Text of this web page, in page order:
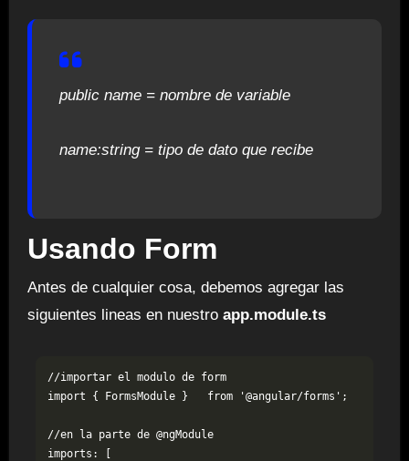
public name = nombre de variable
name:string = tipo de dato que recibe
Usando Form
Antes de cualquier cosa, debemos agregar las
siguientes lineas en nuestro app.module.ts
//importar el modulo de form
import { FormsModule }   from '@angular/forms';
//en la parte de @ngModule
imports: [